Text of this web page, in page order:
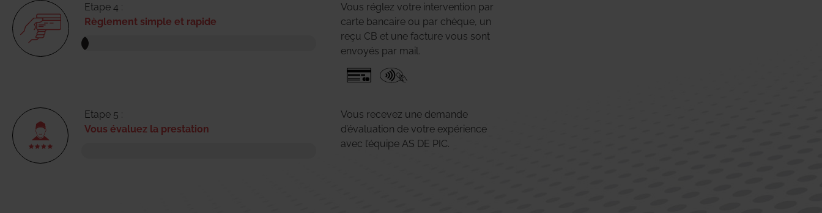
Etape 4 :
Règlement simple et rapide
Vous réglez votre intervention par
carte bancaire ou par chèque, un
reçu CB et une facture vous sont
envoyés par mail.
Etape 5 :
Vous évaluez la prestation
Vous recevez une demande
d’évaluation de votre expérience
avec l’équipe AS DE PIC.